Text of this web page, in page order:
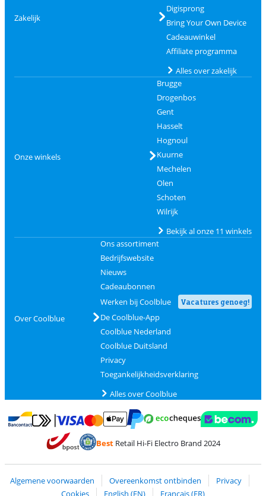
Zakelijk
Digisprong
Bring Your Own Device
Cadeauwinkel
Affiliate programma
Alles over zakelijk
Onze winkels
Brugge
Drogenbos
Gent
Hasselt
Hognoul
Kuurne
Mechelen
Olen
Schoten
Wilrijk
Bekijk al onze 11 winkels
Over Coolblue
Ons assortiment
Bedrijfswebsite
Nieuws
Cadeaubonnen
Werken bij Coolblue
Vacatures genoeg!
De Coolblue-App
Coolblue Nederland
Coolblue Duitsland
Privacy
Toegankelijkheidsverklaring
Alles over Coolblue
Betalen met Bancontact
Betalen met MasterCard en Visa via ClickToPay
BestRetail Hi-Fi Electro Brand 2024
Algemene voorwaarden Overeenkomst ontbinden
Privacy
Cookies
English (EN) Français (FR)